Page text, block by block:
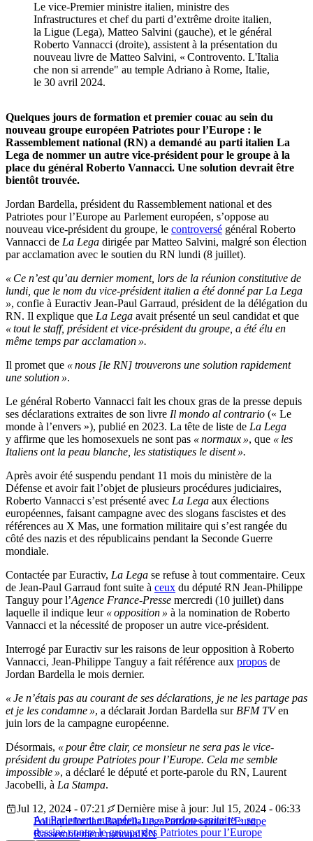
Le vice-Premier ministre italien, ministre des
Infrastructures et chef du parti d’extrême droite italien,
la Ligue (Lega), Matteo Salvini (gauche), et le général
Roberto Vannacci (droite), assistent à la présentation du
nouveau livre de Matteo Salvini, « Controvento. L'Italia
che non si arrende" au temple Adriano à Rome, Italie,
le 30 avril 2024.
Quelques jours de formation et premier couac au sein du
nouveau groupe européen Patriotes pour l’Europe : le
Rassemblement national (RN) a demandé au parti italien La
Lega de nommer un autre vice-président pour le groupe à la
place du général Roberto Vannacci. Une solution devrait être
bientôt trouvée.
Jordan Bardella, président du Rassemblement national et des
Patriotes pour l’Europe au Parlement européen, s’oppose au
nouveau vice-président du groupe, le controversé général Roberto
Vannacci de La Lega dirigée par Matteo Salvini, malgré son élection
par acclamation avec le soutien du RN lundi (8 juillet).
« Ce n’est qu’au dernier moment, lors de la réunion constitutive de
lundi, que le nom du vice-président italien a été donné par La Lega
», confie à Euractiv Jean-Paul Garraud, président de la délégation du
RN. Il explique que La Lega avait présenté un seul candidat et que
« tout le staff, président et vice-président du groupe, a été élu en
même temps par acclamation ».
Il promet que « nous [le RN] trouverons une solution rapidement
une solution ».
Le général Roberto Vannacci fait les choux gras de la presse depuis
ses déclarations extraites de son livre Il mondo al contrario (« Le
monde à l’envers »), publié en 2023. La tête de liste de La Lega
y affirme que les homosexuels ne sont pas « normaux », que « les
Italiens ont la peau blanche, les statistiques le disent ».
Après avoir été suspendu pendant 11 mois du ministère de la
Défense et avoir fait l’objet de plusieurs procédures judiciaires,
Roberto Vannacci s’est présenté avec La Lega aux élections
européennes, faisant campagne avec des slogans fascistes et des
références au X Mas, une formation militaire qui s’est rangée du
côté des nazis et des républicains pendant la Seconde Guerre
mondiale.
Contactée par Euractiv, La Lega se refuse à tout commentaire. Ceux
de Jean-Paul Garraud font suite à ceux du député RN Jean-Philippe
Tanguy pour l’Agence France-Presse mercredi (10 juillet) dans
laquelle il indique leur « opposition » à la nomination de Roberto
Vannacci et la nécessité de proposer un autre vice-président.
Interrogé par Euractiv sur les raisons de leur opposition à Roberto
Vannacci, Jean-Philippe Tanguy a fait référence aux propos de
Jordan Bardella le mois dernier.
« Je n’étais pas au courant de ses déclarations, je ne les partage pas
et je les condamne », a déclarait Jordan Bardella sur BFM TVen
juin lors de la campagne européenne.
Désormais, « pour être clair, ce monsieur ne sera pas le vice-
président du groupe Patriotes pour l’Europe. Cela me semble
impossible », a déclaré le député et porte-parole du RN, Laurent
Jacobelli, à La Stampa.
Au Parlement européen, un « cordon sanitaire » se
dessine contre le groupe des Patriotes pour l’Europe
Jul 12, 2024 - 07:21
Dernière mise à jour: Jul 15, 2024 - 06:33
PolitiqueJordan BardellaLegaPatriotes pour l’Europe
Rassemblement nationalRN